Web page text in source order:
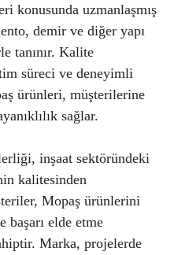
konusunda uzmanlaşmış
demir ve diğer yapı
tanınır. Kalite
süreci ve deneyimli
ürünleri, müşterilerine
sağlar.
inşaat sektöründeki
kalitesinden
Mopaş ürünlerini
başarı elde etme
Marka, projelerde